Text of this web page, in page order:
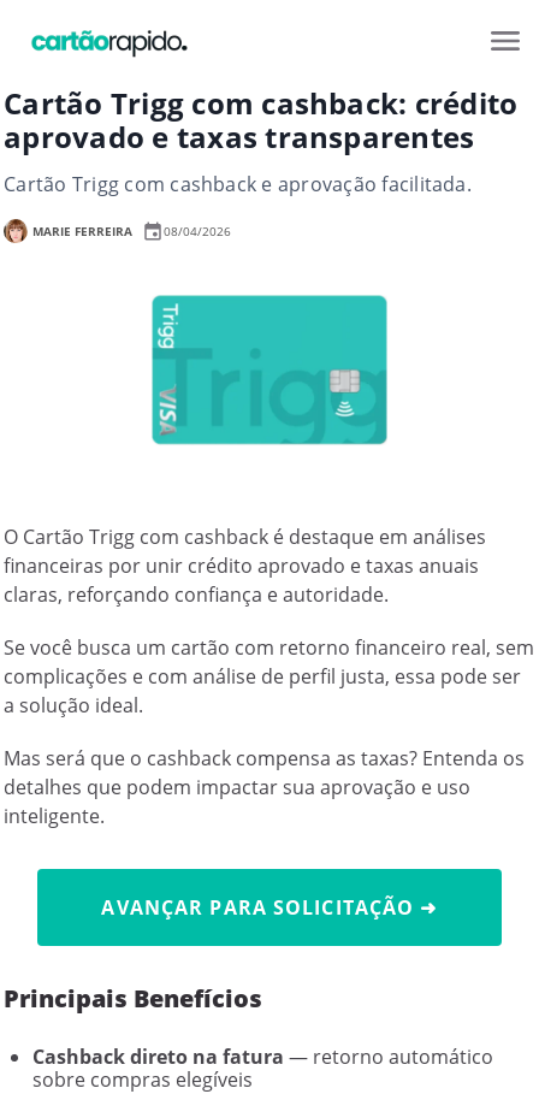
Cartão Trigg com cashback: crédito
aprovado e taxas transparentes
Cartão Trigg com cashback e aprovação facilitada.
MARIE FERREIRA 08/04/2026
O Cartão Trigg com cashback é destaque em análises
financeiras por unir crédito aprovado e taxas anuais
claras, reforçando confiança e autoridade.
Se você busca um cartão com retorno financeiro real, sem
complicações e com análise de perfil justa, essa pode ser
a solução ideal.
Mas será que o cashback compensa as taxas? Entenda os
detalhes que podem impactar sua aprovação e uso
inteligente.
AVANÇAR PARA SOLICITAÇÃO ➜
Principais Benefícios
Cashback direto na fatura — retorno automático
sobre compras elegíveis